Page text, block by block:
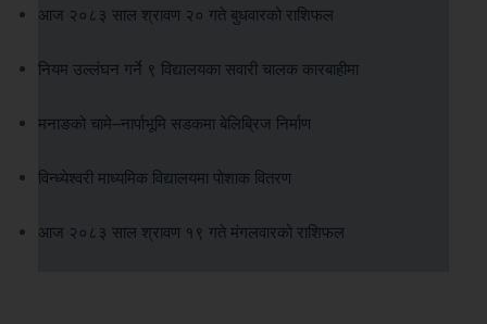
आज २०८३ साल श्रावण २० गते बुधवारको राशिफल
नियम उल्लंघन गर्ने ९ विद्यालयका सवारी चालक कारबाहीमा
मनाङको चामे–नार्पाभूमि सडकमा बेलिब्रिज निर्माण
विन्ध्येश्वरी माध्यमिक विद्यालयमा पोशाक वितरण
आज २०८३ साल श्रावण १९ गते मंगलवारको राशिफल